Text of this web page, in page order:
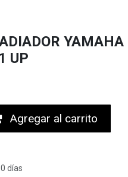
UP
Agregar al carrito
días